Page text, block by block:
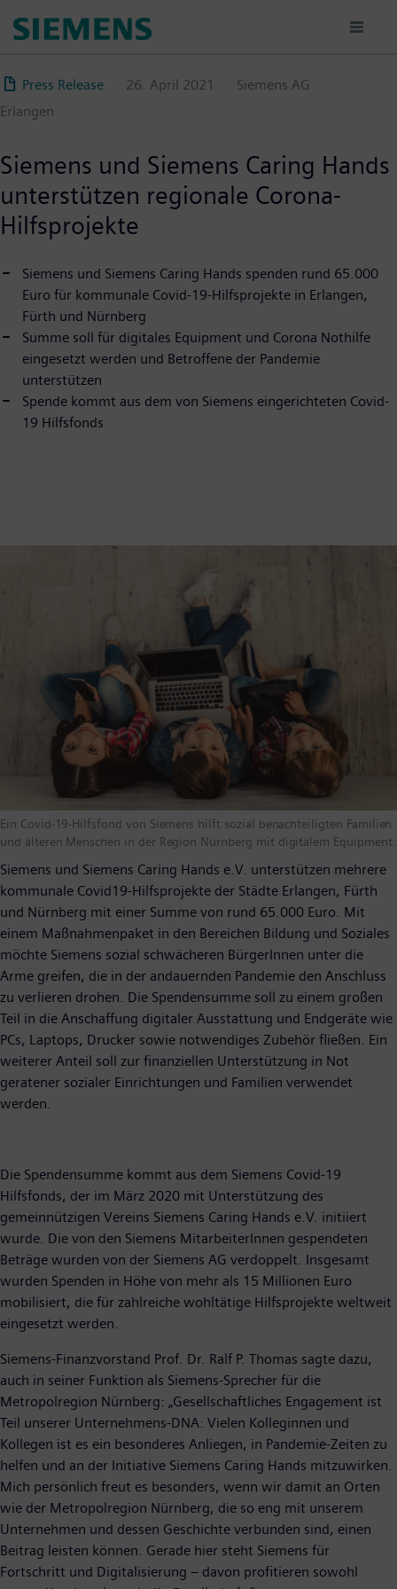
zum
Press Release
26. April 2021
Siemens AG
Erlangen
Siemens und Siemens Caring Hands
unterstützen regionale Corona-
Hilfsprojekte
Siemens und Siemens Caring Hands spenden rund 65.000
Euro für kommunale Covid-19-Hilfsprojekte in Erlangen,
Fürth und Nürnberg
Summe soll für digitales Equipment und Corona Nothilfe
eingesetzt werden und Betroffene der Pandemie
unterstützen
Spende kommt aus dem von Siemens eingerichteten Covid-
19 Hilfsfonds
Ein Covid-19-Hilfsfond von Siemens hilft sozial benachteiligten Familien
und älteren Menschen in der Region Nürnberg mit digitalem Equipment.
Siemens und Siemens Caring Hands e.V. unterstützen mehrere
kommunale Covid19-Hilfsprojekte der Städte Erlangen, Fürth
und Nürnberg mit einer Summe von rund 65.000 Euro. Mit
einem Maßnahmenpaket in den Bereichen Bildung und Soziales
möchte Siemens sozial schwächeren BürgerInnen unter die
Arme greifen, die in der andauernden Pandemie den Anschluss
zu verlieren drohen. Die Spendensumme soll zu einem großen
Teil in die Anschaffung digitaler Ausstattung und Endgeräte wie
PCs, Laptops, Drucker sowie notwendiges Zubehör fließen. Ein
weiterer Anteil soll zur finanziellen Unterstützung in Not
geratener sozialer Einrichtungen und Familien verwendet
werden.
Die Spendensumme kommt aus dem Siemens Covid-19
Hilfsfonds, der im März 2020 mit Unterstützung des
gemeinnützigen Vereins Siemens Caring Hands e.V. initiiert
wurde. Die von den Siemens MitarbeiterInnen gespendeten
Beträge wurden von der Siemens AG verdoppelt. Insgesamt
wurden Spenden in Höhe von mehr als 15 Millionen Euro
mobilisiert, die für zahlreiche wohltätige Hilfsprojekte weltweit
eingesetzt werden.
Siemens-Finanzvorstand Prof. Dr. Ralf P. Thomas sagte dazu,
auch in seiner Funktion als Siemens-Sprecher für die
Metropolregion Nürnberg: „Gesellschaftliches Engagement ist
Teil unserer Unternehmens-DNA: Vielen Kolleginnen und
Kollegen ist es ein besonderes Anliegen, in Pandemie-Zeiten zu
helfen und an der Initiative Siemens Caring Hands mitzuwirken.
Mich persönlich freut es besonders, wenn wir damit an Orten
wie der Metropolregion Nürnberg, die so eng mit unserem
Unternehmen und dessen Geschichte verbunden sind, einen
Beitrag leisten können. Gerade hier steht Siemens für
Fortschritt und Digitalisierung – davon profitieren sowohl